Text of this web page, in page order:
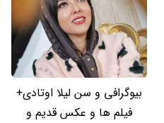
بیوگرافی و سن لیلا اوتادی+
فیلم ها و عکس قدیم و